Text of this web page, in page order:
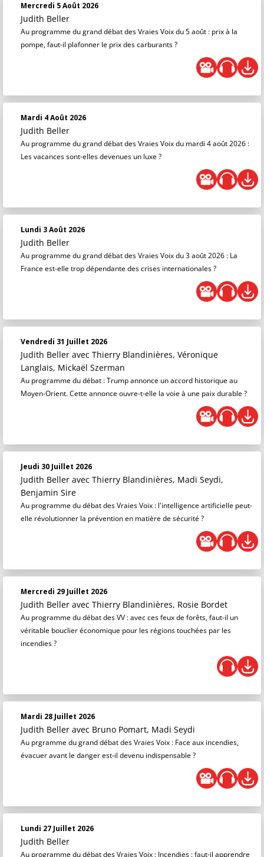
Mercredi 5 Août 2026
Judith Beller
Au programme du grand débat des Vraies Voix du 5 août : prix à la
pompe, faut-il plafonner le prix des carburants ?
Mardi 4 Août 2026
Judith Beller
Au programme du grand débat des Vraies Voix du mardi 4 août 2026 :
Les vacances sont-elles devenues un luxe ?
Lundi 3 Août 2026
Judith Beller
Au programme du grand débat des Vraies Voix du 3 août 2026 : La
France est-elle trop dépendante des crises internationales ?
Vendredi 31 Juillet 2026
Judith Beller avec Thierry Blandinières, Véronique
Langlais, Mickaël Szerman
Au programme du débat : Trump annonce un accord historique au
Moyen-Orient. Cette annonce ouvre-t-elle la voie à une paix durable ?
Jeudi 30 Juillet 2026
Judith Beller avec Thierry Blandinières, Madi Seydi,
Benjamin Sire
Au programme du débat des Vraies Voix : l'intelligence artificielle peut-
elle révolutionner la prévention en matière de sécurité ?
Mercredi 29 Juillet 2026
Judith Beller avec Thierry Blandinières, Rosie Bordet
Au programme du débat des VV : avec ces feux de forêts, faut-il un
véritable bouclier économique pour les régions touchées par les
incendies ?
Mardi 28 Juillet 2026
Judith Beller avec Bruno Pomart, Madi Seydi
Au prgramme du grand débat des Vraies Voix : Face aux incendies,
évacuer avant le danger est-il devenu indispensable ?
Lundi 27 Juillet 2026
Judith Beller
Au programme du débat des Vraies Voix : Incendies : faut-il apprendre